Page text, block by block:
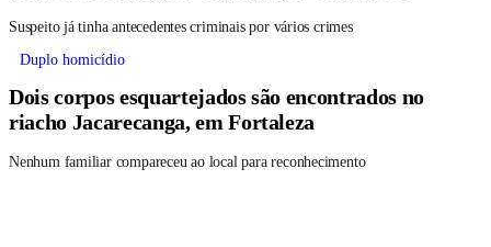
Suspeito já tinha antecedentes criminais por vários crimes
Duplo homicídio
Dois corpos esquartejados são encontrados no
riacho Jacarecanga, em Fortaleza
Nenhum familiar compareceu ao local para reconhecimento